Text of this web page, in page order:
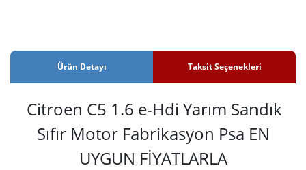
Ürün Detayı Taksit Seçenekleri
Citroen C5 1.6 e-Hdi Yarım Sandık
Sıfır Motor Fabrikasyon Psa EN
UYGUN FİYATLARLA